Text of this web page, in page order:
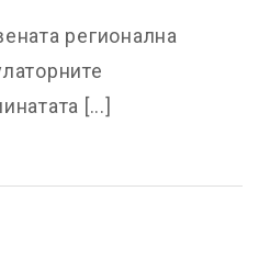
регионална
[...]